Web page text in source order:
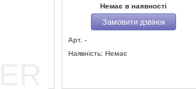
Немає в наявності
Замовити дзвінок
Арт. -
Наявність: Немає